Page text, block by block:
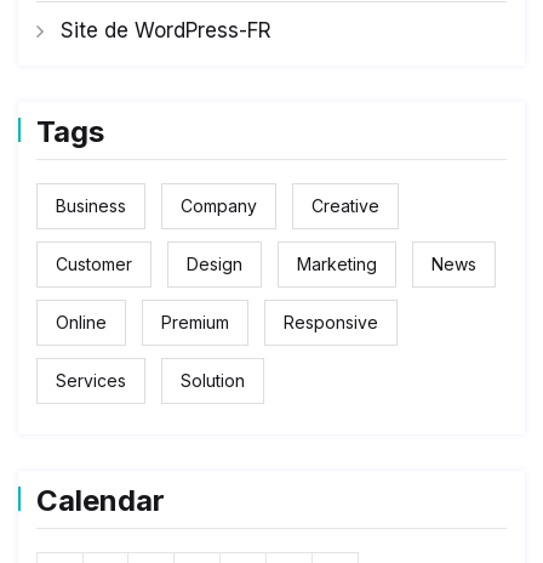
Site de WordPress-FR
Tags
Business Company Creative
Customer Design Marketing News
Online Premium Responsive
Services Solution
Calendar